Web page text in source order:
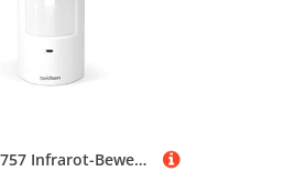
Avidsen 100757 Infrarot-Bewegungsmelder Skyda, weiß